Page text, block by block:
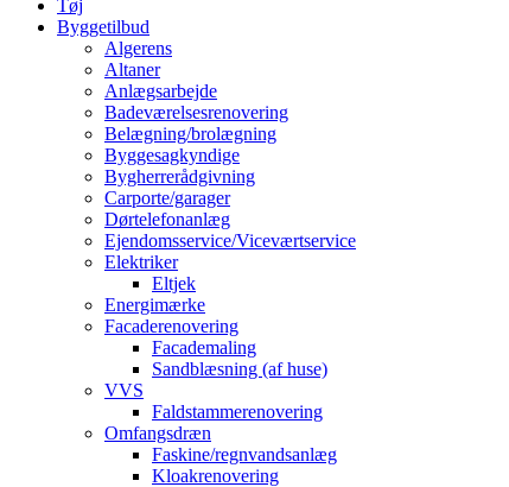
Tøj
Byggetilbud
Algerens
Altaner
Anlægsarbejde
Badeværelsesrenovering
Belægning/brolægning
Byggesagkyndige
Bygherrerådgivning
Carporte/garager
Dørtelefonanlæg
Ejendomsservice/Viceværtservice
Elektriker
Eltjek
Energimærke
Facaderenovering
Facademaling
Sandblæsning (af huse)
VVS
Faldstammerenovering
Omfangsdræn
Faskine/regnvandsanlæg
Kloakrenovering